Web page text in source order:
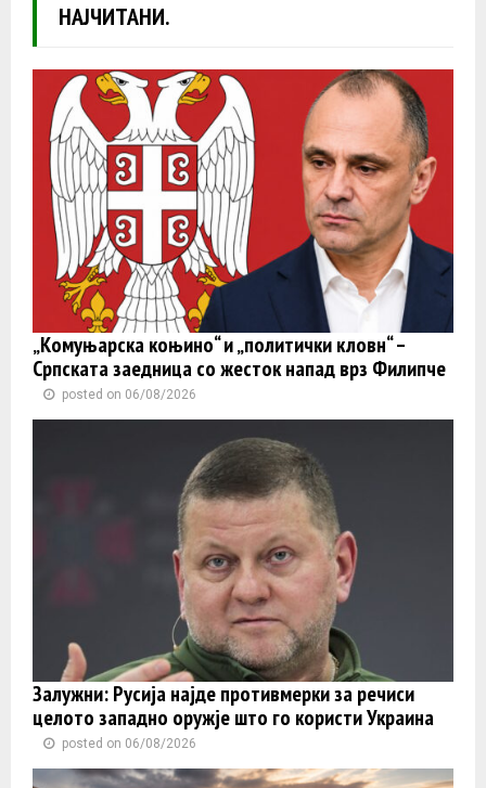
НАЈЧИТАНИ.
„Комуњарска коњино“ и „политички кловн“ –
Српската заедница со жесток напад врз Филипче
posted on 06/08/2026
Залужни: Русија најде противмерки за речиси
целото западно оружје што го користи Украина
posted on 06/08/2026